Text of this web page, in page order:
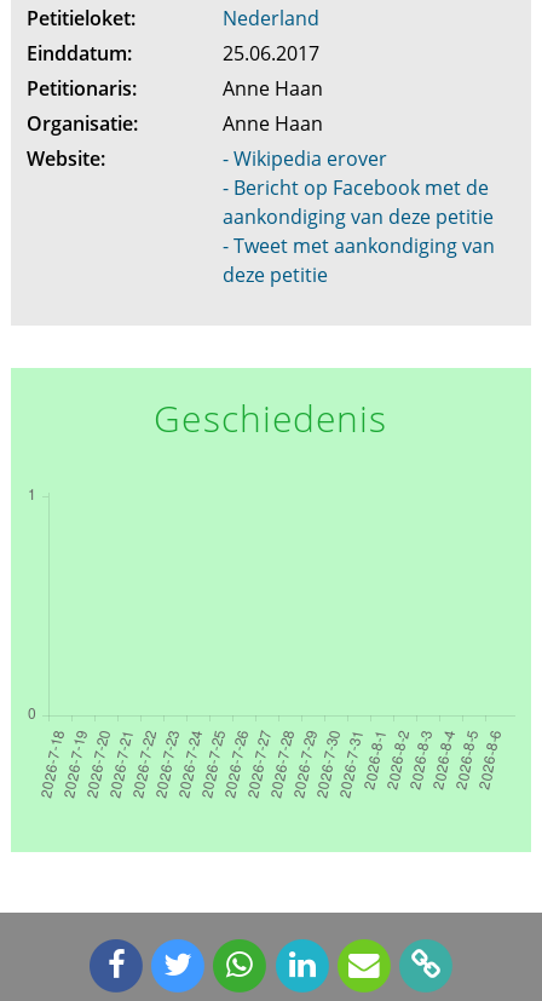
Petitieloket:
Nederland
Einddatum:
25.06.2017
Petitionaris:
Anne Haan
Organisatie:
Anne Haan
Website:
- Wikipedia erover
- Bericht op Facebook met de
aankondiging van deze petitie
- Tweet met aankondiging van
deze petitie
Geschiedenis